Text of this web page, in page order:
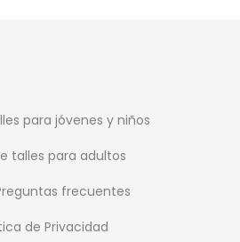
para jóvenes y niños
talles para adultos
frecuentes
de Privacidad